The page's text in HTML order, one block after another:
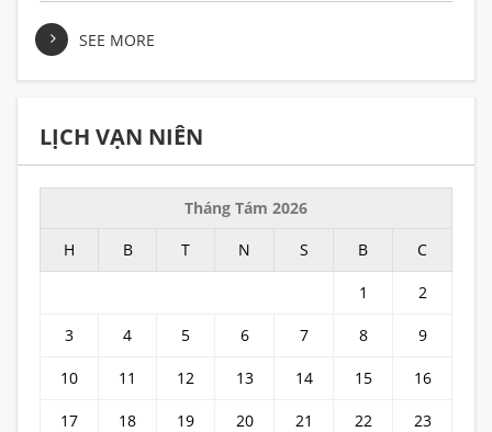
SEE MORE
LỊCH VẠN NIÊN
Tháng Tám 2026
H
B T N S B C
1 2
3 4 5 6 7 8 9
10 11 12 13 14 15 16
17 18 19 20 21 22 23